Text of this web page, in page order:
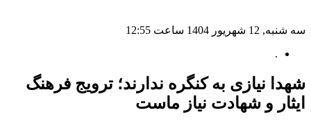
سه شنبه, 12 شهریور 1404 ساعت 12:55
.
شهدا نیازی به کنگره ندارند؛ ترویج فرهنگ
ایثار و شهادت نیاز ماست